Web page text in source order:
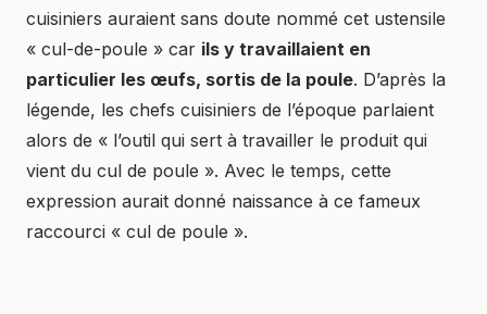
cuisiniers auraient sans doute nommé cet ustensile
« cul-de-poule » car ils y travaillaient en
particulier les œufs, sortis de la poule. D’après la
légende, les chefs cuisiniers de l’époque parlaient
alors de « l’outil qui sert à travailler le produit qui
vient du cul de poule ». Avec le temps, cette
expression aurait donné naissance à ce fameux
raccourci « cul de poule ».